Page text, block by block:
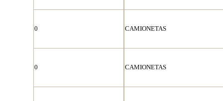
0 CAMIONETAS
0 CAMIONETAS